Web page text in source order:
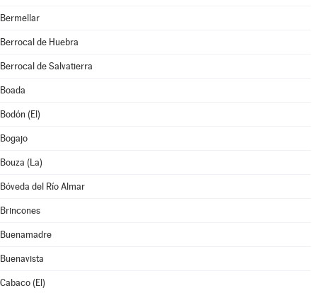
Bermellar
Berrocal de Huebra
Berrocal de Salvatierra
Boada
Bodón (El)
Bogajo
Bouza (La)
Bóveda del Río Almar
Brincones
Buenamadre
Buenavista
Cabaco (El)